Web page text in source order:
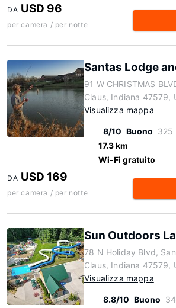
DA USD 96
per camera / per notte
Santas Lodge
91 W CHRISTMAS
Claus, Indiana 47579,
Visualizza mappa
8/10 Buono 325
17.3 km
Wi-Fi gratuito
DA USD 169
per camera / per notte
Sun Outdoors
78 N Holiday Blvd,
Claus, Indiana 47579,
Visualizza mappa
8.8/10 Buono